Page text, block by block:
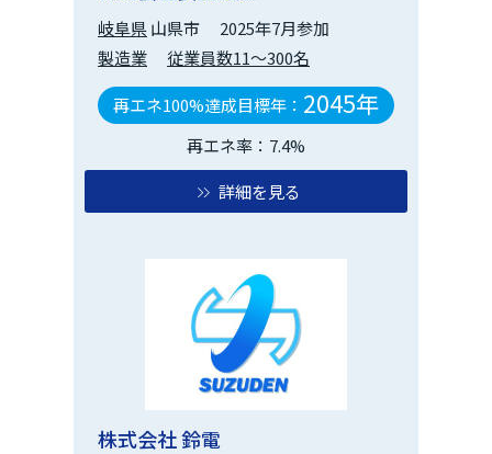
岐阜県山県市
2025年7月参加
製造業
従業員数11～300名
再エネ100%達成目標年： 2045年
再エネ率：7.4%
詳細を見る
株式会社 鈴電